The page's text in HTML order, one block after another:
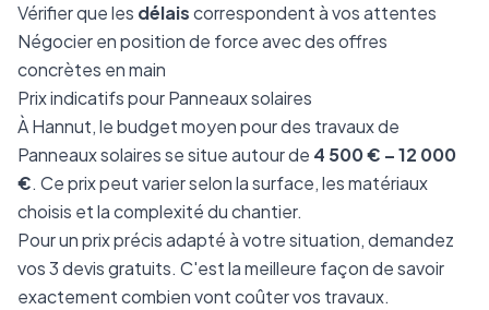
Vérifier que les délaiscorrespondent à vos attentes
Négocier en position de force avec des offres
concrètes en main
Prix indicatifs pour Panneaux solaires
À Hannut, le budget moyen pour des travaux de
Panneaux solaires se situe autour de 4 500 € – 12 000
€. Ce prix peut varier selon la surface, les matériaux
choisis et la complexité du chantier.
Pour un prix précis adapté à votre situation, demandez
vos 3 devis gratuits. C'est la meilleure façon de savoir
exactement combien vont coûter vos travaux.